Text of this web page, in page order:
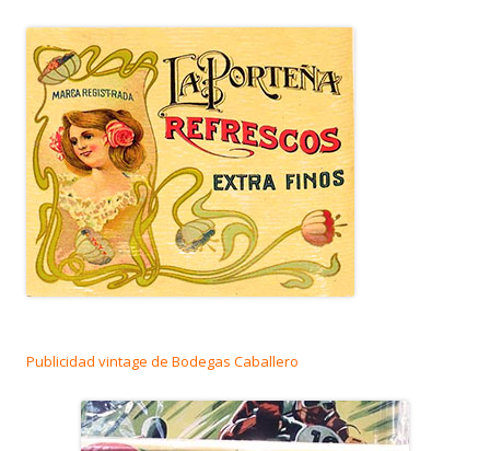
Publicidad vintage de Bodegas Caballero